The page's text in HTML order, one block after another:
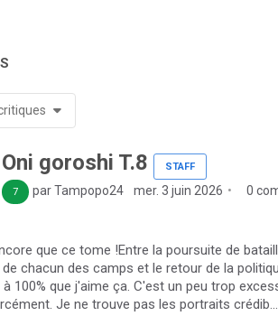
Oni goroshi T.8 STAFF
7 par Tampopo24 mer. 3 juin 2026 0
que ce tome !Entre la poursuite de
chacun des camps et le retour de la
100% que j'aime ça. C'est un peu trop
Je ne trouve pas les portraits crédib...